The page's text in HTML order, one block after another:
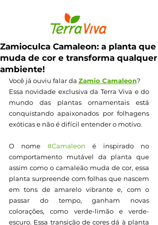
Zamioculca Camaleon: a planta que
muda de cor e transforma qualquer
ambiente!
Você já ouviu falar da Zamio Camaleon?
Essa novidade exclusiva da Terra Viva e do
mundo das plantas ornamentais está
conquistando apaixonados por folhagens
exóticas e não é difícil entender o motivo.
O nome #Camaleon é inspirado no
comportamento mutável da planta que
assim como o camaleão muda de cor, essa
planta surpreende com folhas que nascem
em tons de amarelo vibrante e, com o
passar do tempo, ganham novas
colorações, como verde-limão e verde-
escuro. Essa transição de cores dá à planta